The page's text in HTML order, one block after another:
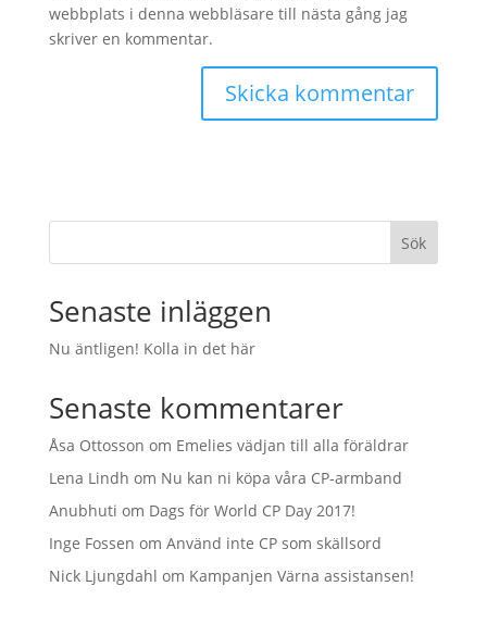
webbplats i denna webbläsare till nästa gång jag
skriver en kommentar.
Sök
Senaste inläggen
Nu äntligen! Kolla in det här
Senaste kommentarer
Åsa Ottosson om Emelies vädjan till alla föräldrar
Lena Lindh om Nu kan ni köpa våra CP-armband
Anubhuti om Dags för World CP Day 2017!
Inge Fossen om Använd inte CP som skällsord
Nick Ljungdahl om Kampanjen Värna assistansen!